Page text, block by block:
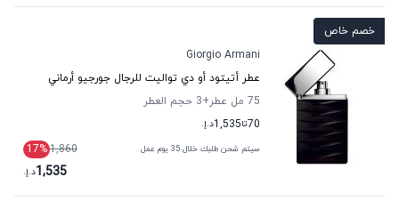
خصم خاص
Giorgio Armani
عطر أتيتود أو دي تواليت للرجال جورجيو أرماني
75 مل عطر
+3
حجم العطر
70تا1,535د.إ.
سيتم شحن طلبك خلال 35 يوم عمل 1,860
17%
1,535د.إ.